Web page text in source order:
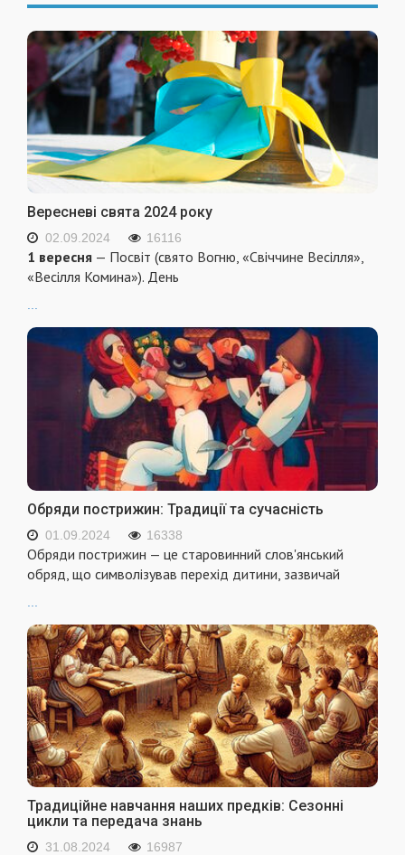
Вересневі свята 2024 року
02.09.2024 16116
1 вересня — Посвіт (свято Вогню, «Свіччине Весілля»,
«Весілля Комина»). День
...
Обряди пострижин: Традиції та сучасність
01.09.2024 16338
Обряди пострижин — це старовинний слов'янський
обряд, що символізував перехід дитини, зазвичай
Традиційне навчання наших предків: Сезонні
цикли та передача знань
31.08.2024 16987